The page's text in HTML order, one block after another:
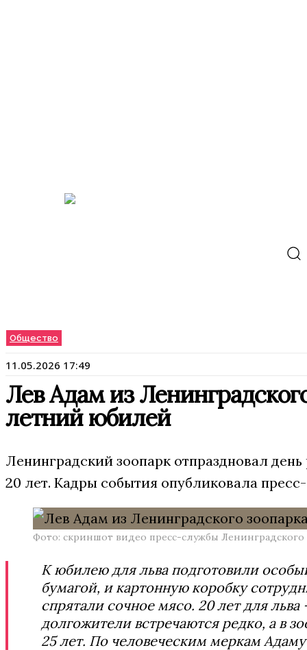
Общество
11.05.2026 17:49
Лев Адам из
летний юбилей
Ленинградский зоопарк отпраздновал
20 лет. Кадры события опубликовала
Фото: скриншот видео пресс-службы Ленинградского
К юбилею для льва подготовили
бумагой, и картонную коробку
спрятали сочное мясо. 20 лет для
долгожители встречаются редко, а в
25 лет. По человеческим меркам